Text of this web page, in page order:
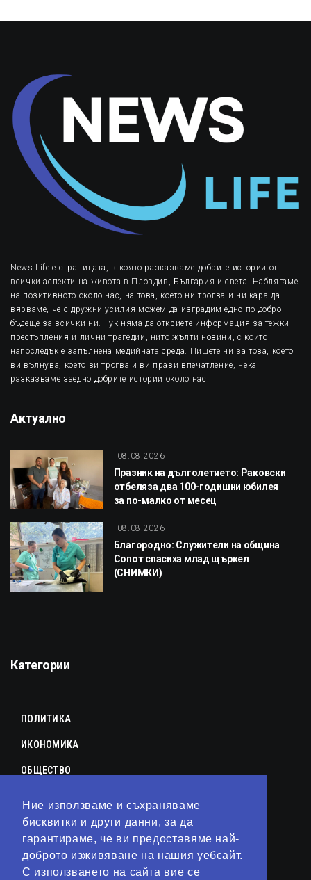
Ние използваме и съхраняваме
бисквитки и други данни, за да
гарантираме, че ви предоставяме най-
доброто изживяване на нашия уебсайт.
С използването на сайта вие се
News Life е страницата, в която разказваме добрите истории от
всички аспекти на живота в Пловдив, България и света. Наблягаме
на позитивното около нас, на това, което ни трогва и ни кара да
вярваме, че с дружни усилия можем да изградим едно по-добро
бъдеще за всички ни. Тук няма да откриете информация за тежки
престъпления и лични трагедии, нито жълти новини, с които
напоследък е запълнена медийната среда. Пишете ни за това, което
ви вълнува, което ви трогва и ви прави впечатление, нека
разказваме заедно добрите истории около нас!
Актуално
08.08.2026
Празник на дълголетието: Раковски
отбеляза два 100-годишни юбилея
за по-малко от месец
08.08.2026
Благородно: Служители на община
Сопот спасиха млад щъркел
(СНИМКИ)
Категории
ПОЛИТИКА
ИКОНОМИКА
ОБЩЕСТВО
КУЛТУРА
ЛАЙФСТАЙЛ
ТЕХНОЛОГИИ